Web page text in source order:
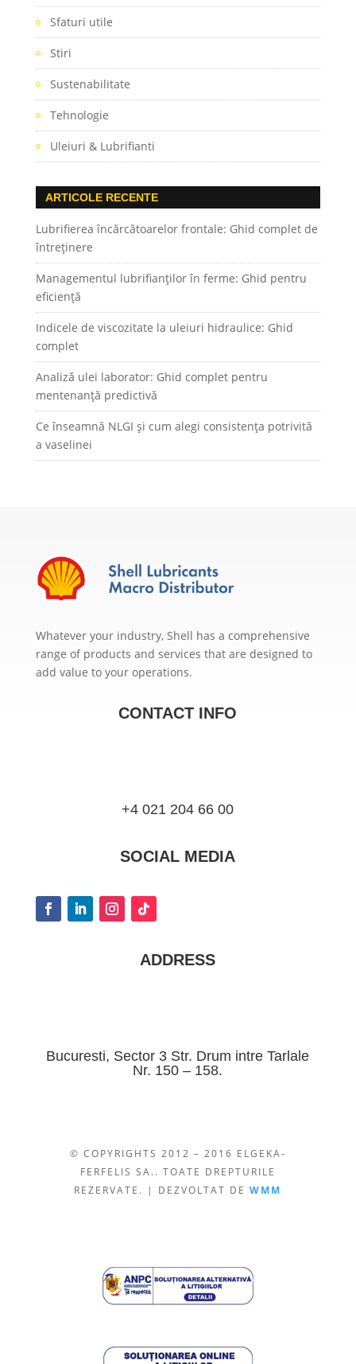
Sfaturi utile
Stiri
Sustenabilitate
Tehnologie
Uleiuri & Lubrifianti
ARTICOLE RECENTE
Lubrifierea încărcătoarelor frontale: Ghid complet de
întreținere
Managementul lubrifianților în ferme: Ghid pentru
eficiență
Indicele de viscozitate la uleiuri hidraulice: Ghid
complet
Analiză ulei laborator: Ghid complet pentru
mentenanță predictivă
Ce înseamnă NLGI și cum alegi consistența potrivită
a vaselinei
Whatever your industry, Shell has a comprehensive
range of products and services that are designed to
add value to your operations.
CONTACT INFO
+4 021 204 66 00
SOCIAL MEDIA
ADDRESS
Bucuresti, Sector 3 Str. Drum intre Tarlale
Nr. 150 – 158.
© COPYRIGHTS 2012 – 2016 ELGEKA-
FERFELIS SA.. TOATE DREPTURILE
REZERVATE. | DEZVOLTAT DEWMM